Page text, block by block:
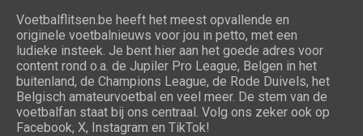
Voetbalflitsen.be heeft het meest opvallende en
originele voetbalnieuws voor jou in petto, met een
ludieke insteek. Je bent hier aan het goede adres voor
content rond o.a. de Jupiler Pro League, Belgen in het
buitenland, de Champions League, de Rode Duivels, het
Belgisch amateurvoetbal en veel meer. De stem van de
voetbalfan staat bij ons centraal. Volg ons zeker ook op
Facebook, X, Instagram en TikTok!